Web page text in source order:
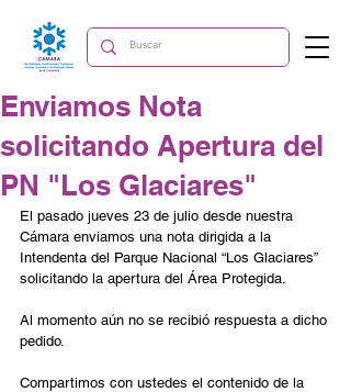
Enviamos Nota
solicitando Apertura del
PN "Los Glaciares"
El pasado jueves 23 de julio desde nuestra
Cámara enviamos una nota dirigida a la
Intendenta del Parque Nacional “Los Glaciares”
solicitando la apertura del Área Protegida.
Al momento aún no se recibió respuesta a dicho
pedido.
Compartimos con ustedes el contenido de la